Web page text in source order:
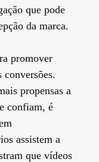
que pode
da marca.
promover
conversões.
propensas a
confiam, é
assistem a
que vídeos